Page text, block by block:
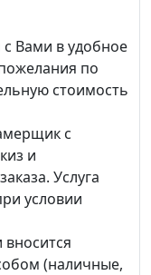
Вами в удобное
по
стоимость
с
и
Услуга
условии
вносится
(наличные,